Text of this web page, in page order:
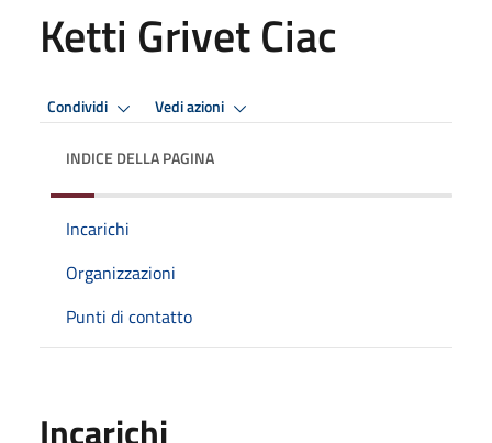
Ketti Grivet Ciac
Condividi Vedi azioni
INDICE DELLA PAGINA
Incarichi
Organizzazioni
Punti di contatto
Incarichi